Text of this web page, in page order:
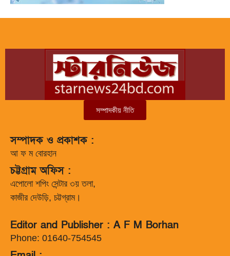
সম্পাদকীয় নীতি
সম্পাদক ও প্রকাশক :
আ ফ ম বোরহান
চট্টগ্রাম অফিস :
এপোলো শপিং সেন্টার ৩য় তলা,
কাজীর দেউড়ি, চট্টগ্রাম।
Editor and Publisher : A F M Borhan
Phone: 01640-754545